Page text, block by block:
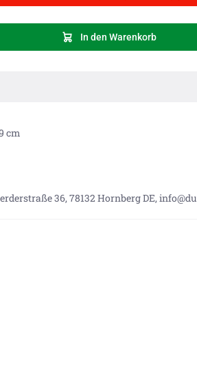
In den Warenkorb
cm
36, 78132 Hornberg DE,